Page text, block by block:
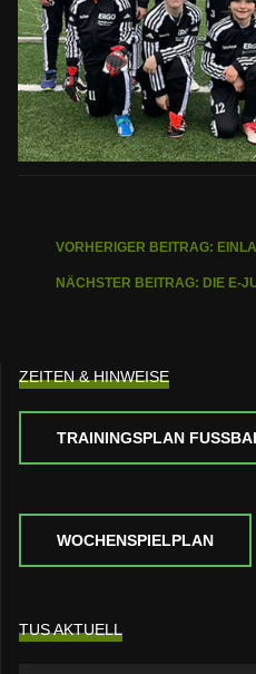
VORHERIGER BEITRAG:
NÄCHSTER BEITRAG: DIE E-
ZEITEN & HINWEISE
TRAININGSPLAN
WOCHENSPIELPLAN
TUS AKTUELL